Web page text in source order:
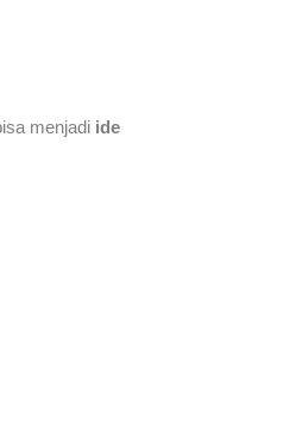
menjadi ide